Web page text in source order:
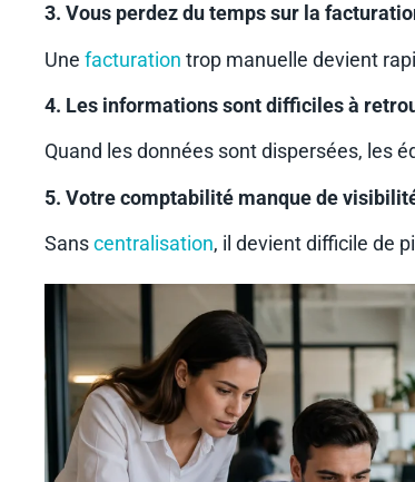
3. Vous perdez du temps sur la
Une facturation trop manuelle devient
4. Les informations sont difficiles à
Quand les données sont dispersées, les
5. Votre comptabilité manque de
Sanscentralisation, il devient difficile de